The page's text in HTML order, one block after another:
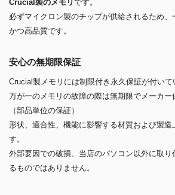
かつ高品質です。
安心の無期限保証
Crucial製メモリには制限付き永久保証が付いて
（部品単位の保証）
形状、適合性、機能に影響する材質および製造
す。
外部要因での破損、当店のパソコン以外に取り
るものではありません。
搭載メモリ：Crucial製